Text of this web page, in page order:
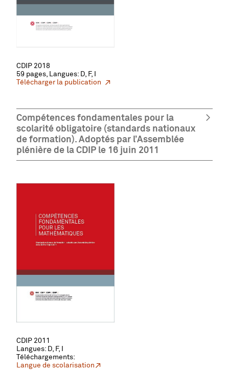
CDIP 2018
59 pages, Langues: D, F, I
Télécharger la publication
Compétences fondamentales pour la
scolarité obligatoire (standards nationaux
de formation). Adoptés par l’Assemblée
plénière de la CDIP le 16 juin 2011
CDIP 2011
Langues: D, F, I
Téléchargements:
Langue de scolarisation